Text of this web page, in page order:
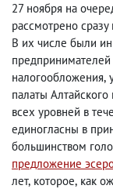
27 ноября на
рассмотрено
В их числе были
налогообложения,
палаты Алтайского
всех уровней в
единогласны в
большинством
предложение
лет, которое, как